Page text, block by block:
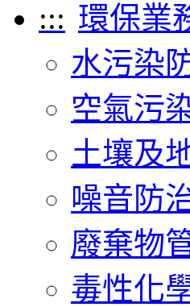
::: 環保業
水污染
空氣污
土壤及
噪音防
廢棄物
毒性化